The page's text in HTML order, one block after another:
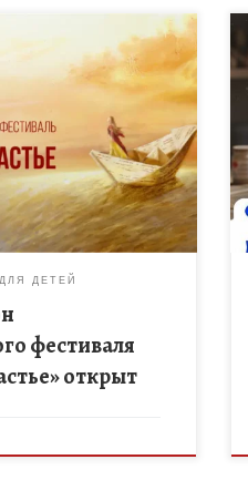
счастья» (БФ
старт
фестиваля
году проект […]
ДЕТЕЙ
фестиваля
открыт